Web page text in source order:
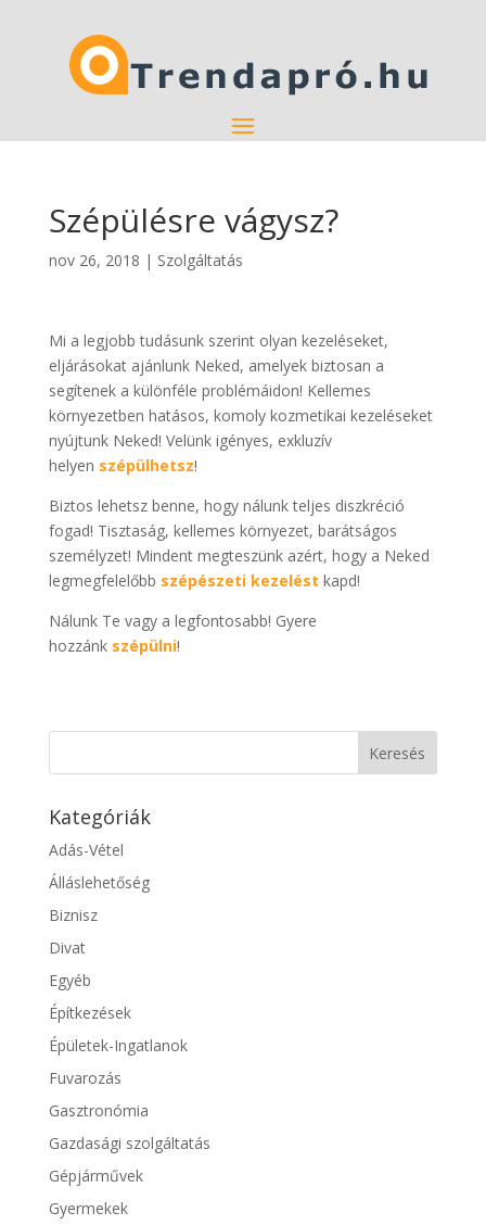
Szépülésre vágysz?
nov 26, 2018 | Szolgáltatás
Mi a legjobb tudásunk szerint olyan kezeléseket,
eljárásokat ajánlunk Neked, amelyek biztosan a
segítenek a különféle problémáidon! Kellemes
környezetben hatásos, komoly kozmetikai kezeléseket
nyújtunk Neked! Velünk igényes, exkluzív
helyen szépülhetsz!
Biztos lehetsz benne, hogy nálunk teljes diszkréció
fogad! Tisztaság, kellemes környezet, barátságos
személyzet! Mindent megteszünk azért, hogy a Neked
legmegfelelőbb szépészeti kezelést kapd!
Nálunk Te vagy a legfontosabb! Gyere
hozzánk szépülni!
Kategóriák
Adás-Vétel
Álláslehetőség
Biznisz
Divat
Egyéb
Építkezések
Épületek-Ingatlanok
Fuvarozás
Gasztronómia
Gazdasági szolgáltatás
Gépjárművek
Gyermekek